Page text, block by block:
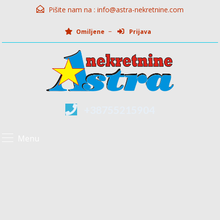
Pišite nam na : info@astra-nekretnine.com
Omiljene Prijava